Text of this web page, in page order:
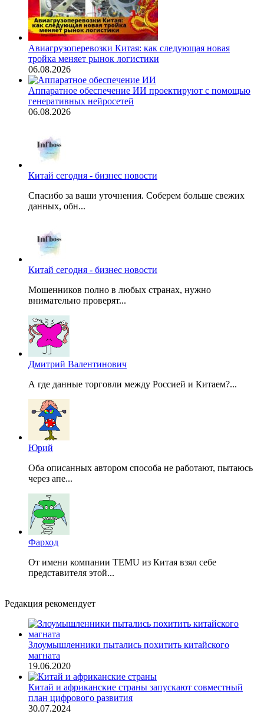
Авиагрузоперевозки Китая: как следующая новая
тройка меняет рынок логистики
06.08.2026
Аппаратное обеспечение ИИ проектируют с помощью
генеративных нейросетей
06.08.2026
Китай сегодня - бизнес новости
Спасибо за ваши уточнения. Соберем больше свежих
данных, обн...
Китай сегодня - бизнес новости
Мошенников полно в любых странах, нужно
внимательно проверят...
Дмитрий Валентинович
А где данные торговли между Россией и Китаем?...
Юрий
Оба описанных автором способа не работают, пытаюсь
через апе...
Фарход
От имени компании TEMU из Китая взял себе
представителя этой...
Редакция рекомендует
Злоумышленники пытались похитить китайского
магната
19.06.2020
Китай и африканские страны запускают совместный
план цифрового развития
30.07.2024